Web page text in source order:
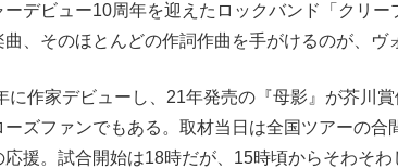
デビュー10周年を迎えたロックバンド「クリ
曲、そのほとんどの作詞作曲を手がけるのが、ヴ
作家デビューし、21年発売の『母影』が芥川
ーズファンでもある。取材当日は全国ツアーの
応援。試合開始は18時だが、15時頃からそわそわ